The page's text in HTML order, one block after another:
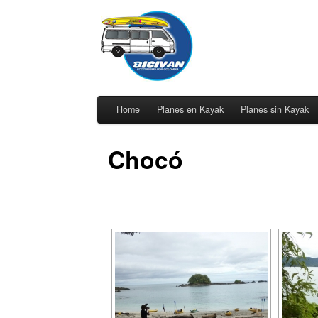
Home Planes en Kayak Planes sin Kayak
Chocó